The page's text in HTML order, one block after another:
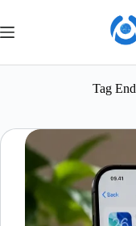
content
TagEnd